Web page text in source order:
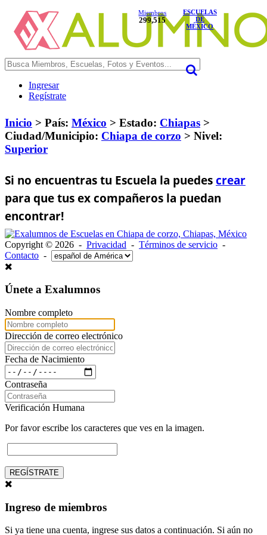
Miembros
299,515
ESCUELAS
DE
MÉXICO
Ingresar
Regístrate
Inicio > País: México > Estado: Chiapas >
Ciudad/Municipio: Chiapa de corzo > Nivel:
Superior
Si no encuentras tu Escuela la puedescrear
para que tus ex compañeros la puedan
encontrar!
Copyright © 2026 - Privacidad - Términos de servicio -
Contacto -
Únete a Exalumnos
Nombre completo
Dirección de correo electrónico
Fecha de Nacimiento
Contraseña
Verificación Humana
Por favor escribe los caracteres que ves en la imagen.
REGÍSTRATE
Ingreso de miembros
Si ya tiene una cuenta, ingrese sus datos a continuación. Si aún no